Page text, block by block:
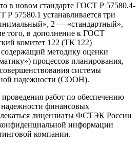
в новом стандарте ГОСТ Р 57580.4-
Р 57580.1 устанавливается три
2 — «стандартный»,
того, в дополнение к ГОСТ
комитет 122 (ТК 122)
содержащий методику оценки
процессов планирования,
системы
надежности (СООН).
проведения работ по обеспечению
финансовых
лицензиаты ФСТЭК России
информации
компании.